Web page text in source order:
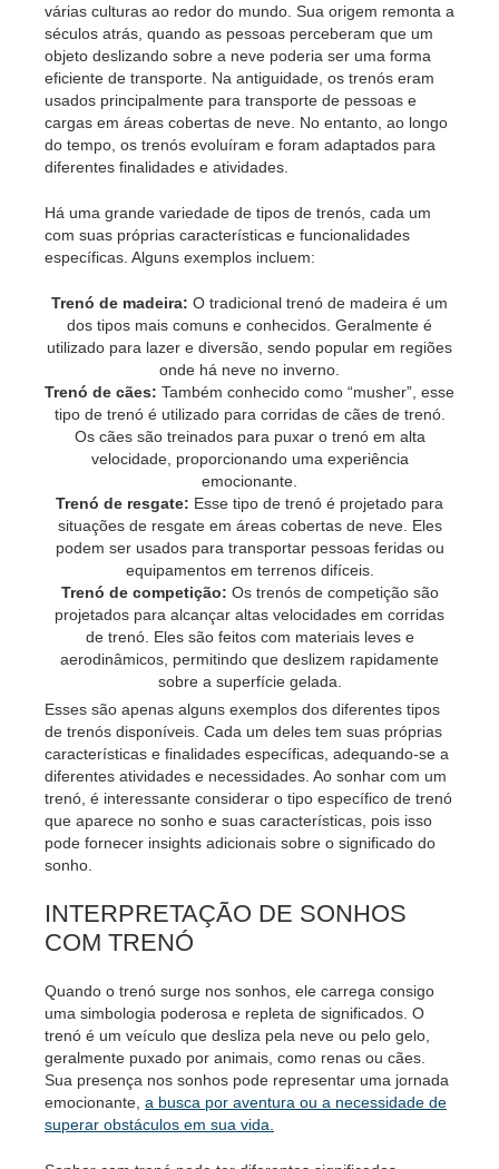
várias culturas ao redor do mundo. Sua origem remonta a
séculos atrás, quando as pessoas perceberam que um
objeto deslizando sobre a neve poderia ser uma forma
eficiente de transporte. Na antiguidade, os trenós eram
usados principalmente para transporte de pessoas e
cargas em áreas cobertas de neve. No entanto, ao longo
do tempo, os trenós evoluíram e foram adaptados para
diferentes finalidades e atividades.
Há uma grande variedade de tipos de trenós, cada um
com suas próprias características e funcionalidades
específicas. Alguns exemplos incluem:
Trenó de madeira: O tradicional trenó de madeira é um
dos tipos mais comuns e conhecidos. Geralmente é
utilizado para lazer e diversão, sendo popular em regiões
onde há neve no inverno.
Trenó de cães: Também conhecido como “musher”, esse
tipo de trenó é utilizado para corridas de cães de trenó.
Os cães são treinados para puxar o trenó em alta
velocidade, proporcionando uma experiência
emocionante.
Trenó de resgate: Esse tipo de trenó é projetado para
situações de resgate em áreas cobertas de neve. Eles
podem ser usados para transportar pessoas feridas ou
equipamentos em terrenos difíceis.
Trenó de competição: Os trenós de competição são
projetados para alcançar altas velocidades em corridas
de trenó. Eles são feitos com materiais leves e
aerodinâmicos, permitindo que deslizem rapidamente
sobre a superfície gelada.
Esses são apenas alguns exemplos dos diferentes tipos
de trenós disponíveis. Cada um deles tem suas próprias
características e finalidades específicas, adequando-se a
diferentes atividades e necessidades. Ao sonhar com um
trenó, é interessante considerar o tipo específico de trenó
que aparece no sonho e suas características, pois isso
pode fornecer insights adicionais sobre o significado do
sonho.
INTERPRETAÇÃO DE SONHOS
COM TRENÓ
Quando o trenó surge nos sonhos, ele carrega consigo
uma simbologia poderosa e repleta de significados. O
trenó é um veículo que desliza pela neve ou pelo gelo,
geralmente puxado por animais, como renas ou cães.
Sua presença nos sonhos pode representar uma jornada
emocionante, a busca por aventura ou a necessidade de
superar obstáculos em sua vida.